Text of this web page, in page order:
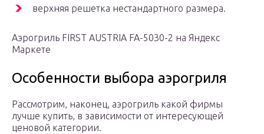
верхняя решетка нестандартного размера.
Аэрогриль FIRST AUSTRIA FA-5030-2 на Яндекс
Маркете
Особенности выбора аэрогриля
Рассмотрим, наконец, аэрогриль какой фирмы
лучше купить, в зависимости от интересующей
ценовой категории.